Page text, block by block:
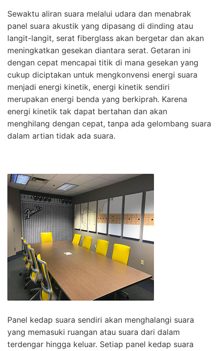
Sewaktu aliran suara melalui udara dan menabrak
panel suara akustik yang dipasang di dinding atau
langit-langit, serat fiberglass akan bergetar dan akan
meningkatkan gesekan diantara serat. Getaran ini
dengan cepat mencapai titik di mana gesekan yang
cukup diciptakan untuk mengkonvensi energi suara
menjadi energi kinetik, energi kinetik sendiri
merupakan energi benda yang berkiprah. Karena
energi kinetik tak dapat bertahan dan akan
menghilang dengan cepat, tanpa ada gelombang suara
dalam artian tidak ada suara.
Panel kedap suara sendiri akan menghalangi suara
yang memasuki ruangan atau suara dari dalam
terdengar hingga keluar. Setiap panel kedap suara